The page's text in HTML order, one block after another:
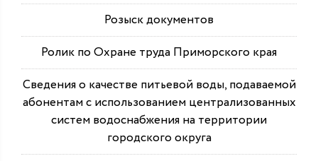
Розыск документов
Ролик по Охране труда Приморского края
Сведения о качестве питьевой воды, подаваемой
абонентам с использованием централизованных
систем водоснабжения на территории
городского округа